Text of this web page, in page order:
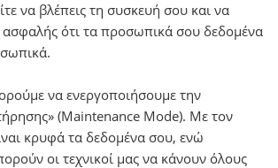
να βλέπεις τη συσκευή σου και να
ασφαλής ότι τα προσωπικά σου δεδομένα
να ενεργοποιήσουμε την
(Maintenance Mode). Με τον
κρυφά τα δεδομένα σου, ενώ
οι τεχνικοί μας να κάνουν όλους